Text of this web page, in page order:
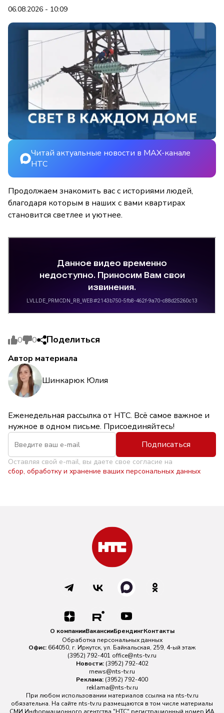
06.08.2026 - 10:09
Читай актуальные новости в MAX-канале
НТС
Продолжаем знакомить вас с историями людей,
благодаря которым в наших с вами квартирах
становится светлее и уютнее.
0 0 Поделиться
Автор материала
Шинкарюк Юлия
Еженедельная рассылка от НТС. Всё самое важное и
нужное в одном письме. Присоединяйтесь!
Подписаться
Оставляя свой e-mail, вы даете свое согласие на
сбор, обработку и хранение ваших персональных данных
О компанииВакансииБрендингКонтакты
Обработка персональных данных
Офис: 664050, г. Иркутск, ул. Байкальская, 259, 4-ый этаж
(3952) 792-401 office@nts-tv.ru
Новости: (3952) 792-402
rnews@nts-tv.ru
Реклама: (3952) 792-400
reklama@nts-tv.ru
При любом использовании материалов ссылка на nts-tv.ru
обязательна. На сайте nts-tv.ru размещаются в том числе материалы